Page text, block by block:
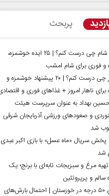
پربحث
برای شام چی درست کنم؟ | ۲۵ ایده خوشمزه،
و فوری برای شام امشب
ناهار چی درست کنم؟ | ۲۰ پیشنهاد خوشمزه و
برای ناهار امروز + غذاهای فوری و
بهداد به عنوان سرپرست هیئت
و صعودهای ورزشی آذربایجان شرقی
شد
پخش سریال «ماه عسل» با بازی اکبر عبدی
شد
مرغ و سبزیجات تابه‌ای با برنج؛ یک
سالم و پرپروتئین
دمای ۵۰ درجه در خوزستان | احتمال بارش‌های
صفحات نخست روزنامه ها‌ی یکشنبه ۴ مردادماه